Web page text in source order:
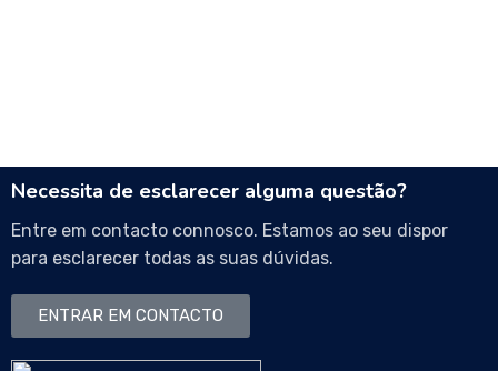
Necessita de esclarecer alguma questão?
Entre em contacto connosco. Estamos ao seu dispor
para esclarecer todas as suas dúvidas.
ENTRAR EM CONTACTO